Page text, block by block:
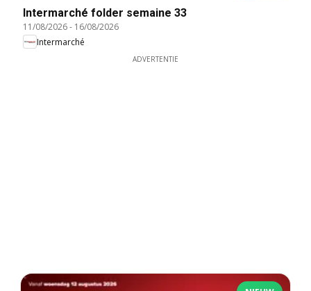
Intermarché folder semaine 33
11/08/2026- 16/08/2026
Intermarché
ADVERTENTIE